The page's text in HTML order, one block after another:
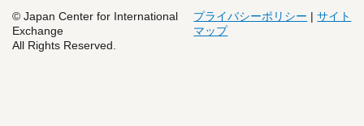
© Japan Center for International
Exchange
All Rights Reserved.
プライバシーポリシー |サイト
マップ